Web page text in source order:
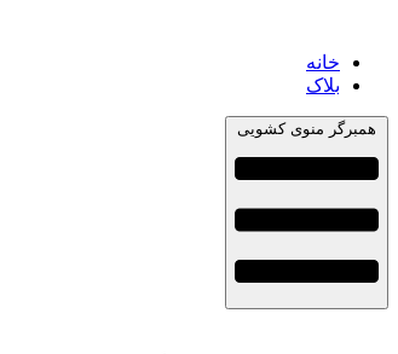
خانه
بلاک
همبرگر منوی کشویی